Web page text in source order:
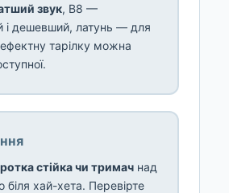
звук, B8 —
і дешевший, латунь — для
тарілку можна
стійка чи тримач над
хай-хета. Перевірте